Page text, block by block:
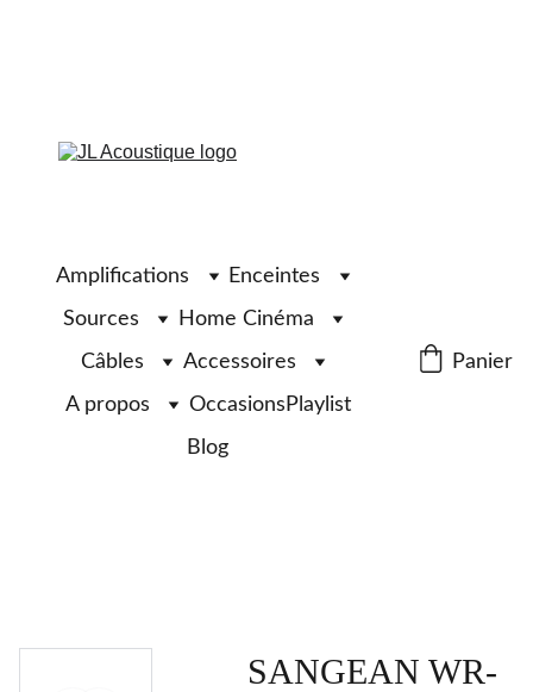
Amplifications
Enceintes
Sources
Home Cinéma
Câbles
Accessoires
A propos
Occasions Playlist
Blog
Panier
SANGEAN WR-